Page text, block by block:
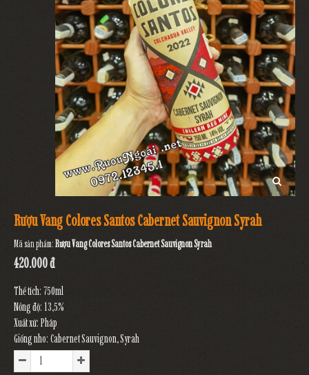
Rượu Vang Colores Santos Cabernet Sauvignon Syrah
Mã sản phẩm:Rượu Vang Colores Santos Cabernet Sauvignon Syrah
420.000 đ
Thể tích: 750ml
Nồng độ: 13,5%
Xuất xứ: Pháp
Giống nho: Cabernet Sauvignon, Syrah